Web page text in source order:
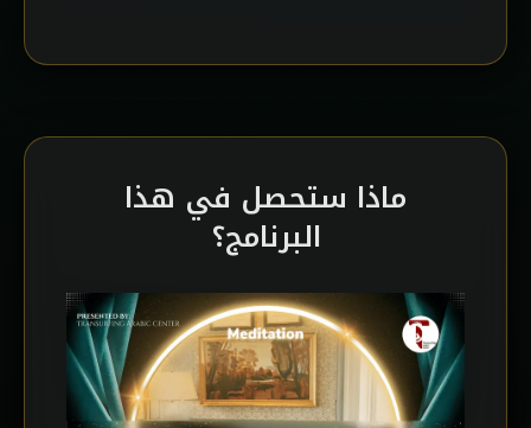
ماذا ستحصل في هذا
البرنامج؟